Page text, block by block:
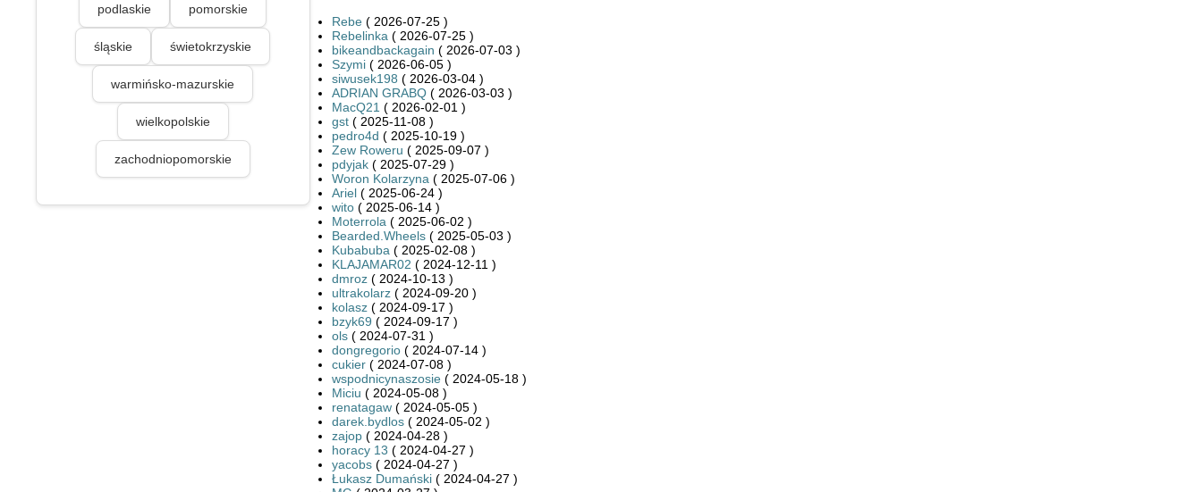
podlaskie pomorskie
śląskie świetokrzyskie
warmińsko-mazurskie
wielkopolskie
zachodniopomorskie
Rebe( 2026-07-25 )
Rebelinka ( 2026-07-25 )
bikeandbackagain ( 2026-07-03 )
Szymi( 2026-06-05 )
siwusek198 ( 2026-03-04 )
ADRIAN GRABQ( 2026-03-03 )
MacQ21 ( 2026-02-01 )
gst( 2025-11-08 )
pedro4d ( 2025-10-19 )
Zew Roweru ( 2025-09-07 )
pdyjak( 2025-07-29 )
Woron Kolarzyna ( 2025-07-06 )
Ariel( 2025-06-24 )
wito( 2025-06-14 )
Moterrola ( 2025-06-02 )
Bearded.Wheels( 2025-05-03 )
Kubabuba ( 2025-02-08 )
KLAJAMAR02 ( 2024-12-11 )
dmroz( 2024-10-13 )
ultrakolarz( 2024-09-20 )
kolasz( 2024-09-17 )
bzyk69 ( 2024-09-17 )
ols( 2024-07-31 )
dongregorio( 2024-07-14 )
cukier( 2024-07-08 )
wspodnicynaszosie( 2024-05-18 )
Miciu ( 2024-05-08 )
renatagaw( 2024-05-05 )
darek.bydlos( 2024-05-02 )
zajop( 2024-04-28 )
horacy 13 ( 2024-04-27 )
yacobs( 2024-04-27 )
Łukasz Dumański( 2024-04-27 )